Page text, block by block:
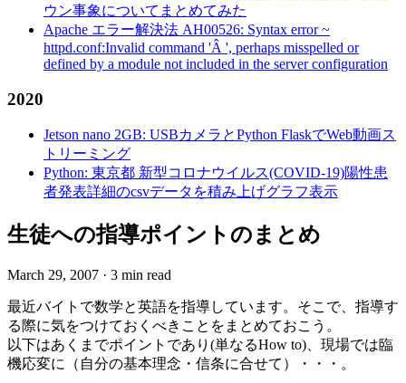
ウン事象についてまとめてみた
Apache エラー解決法 AH00526: Syntax error ~
httpd.conf:Invalid command 'Â ', perhaps misspelled or
defined by a module not included in the server configuration
2020
Jetson nano 2GB: USBカメラとPython FlaskでWeb動画ス
トリーミング
Python: 東京都 新型コロナウイルス(COVID-19)陽性患
者発表詳細のcsvデータを積み上げグラフ表示
生徒への指導ポイントのまとめ
March 29, 2007 · 3 min read
最近バイトで数学と英語を指導しています。そこで、指導す
る際に気をつけておくべきことをまとめておこう。
以下はあくまでポイントであり(単なるHow to)、現場では臨
機応変に（自分の基本理念・信条に合せて）・・・。